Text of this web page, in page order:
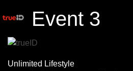
Channel F1 Virtual F1
Event 3
Unlimited Lifestyle